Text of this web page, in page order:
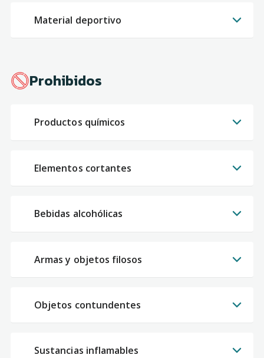
Material deportivo
Prohibidos
Productos químicos
Elementos cortantes
Bebidas alcohólicas
Armas y objetos filosos
Objetos contundentes
Sustancias inflamables